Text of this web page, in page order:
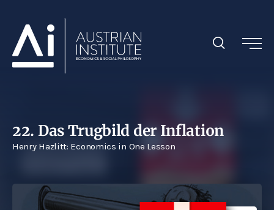
22. Das Trugbild der Inflation
Henry Hazlitt: Economics in One Lesson